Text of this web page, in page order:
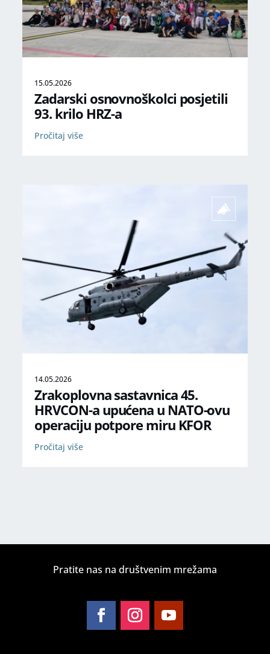
15.05.2026
Zadarski osnovnoškolci posjetili
93. krilo HRZ-a
Pročitaj više
14.05.2026
Zrakoplovna sastavnica 45.
HRVCON-a upućena u NATO-ovu
operaciju potpore miru KFOR
Pročitaj više
Pratite nas na društvenim mrežama